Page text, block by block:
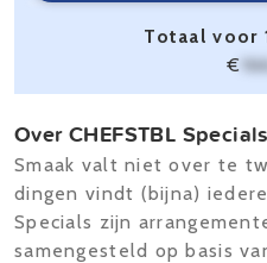
Totaal voor
€
Over CHEFSTBL Specials
Smaak valt niet over te
dingen vindt (bijna)
Specials zijn
samengesteld op basis